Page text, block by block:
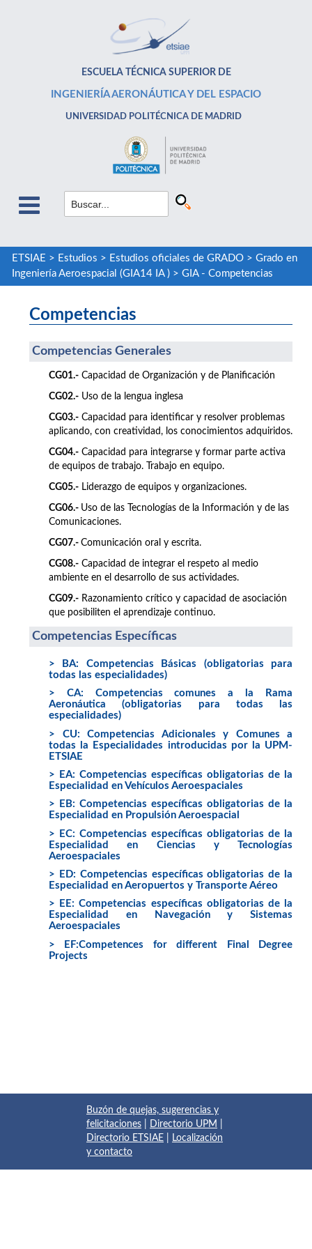
ESCUELA TÉCNICA SUPERIOR DE
INGENIERÍA AERONÁUTICA Y DEL ESPACIO
UNIVERSIDAD POLITÉCNICA DE MADRID
ETSIAE > Estudios > Estudios oficiales de GRADO> Grado en
Ingeniería Aeroespacial (GIA14 IA )> GIA - Competencias
Competencias
Competencias Generales
CG01.- Capacidad de Organización y de Planificación
CG02.- Uso de la lengua inglesa
CG03.- Capacidad para identificar y resolver problemas
aplicando, con creatividad, los conocimientos adquiridos.
CG04.- Capacidad para integrarse y formar parte activa
de equipos de trabajo. Trabajo en equipo.
CG05.- Liderazgo de equipos y organizaciones.
CG06.- Uso de las Tecnologías de la Información y de las
Comunicaciones.
CG07.- Comunicación oral y escrita.
CG08.- Capacidad de integrar el respeto al medio
ambiente en el desarrollo de sus actividades.
CG09.- Razonamiento crítico y capacidad de asociación
que posibiliten el aprendizaje continuo.
Competencias Específicas
> BA: Competencias Básicas (obligatorias para
todas las especialidades)
> CA: Competencias comunes a la Rama
Aeronáutica (obligatorias para todas las
especialidades)
> CU: Competencias Adicionales y Comunes a
todas la Especialidades introducidas por la UPM-
ETSIAE
> EA: Competencias específicas obligatorias de la
Especialidad en Vehículos Aeroespaciales
> EB: Competencias específicas obligatorias de la
Especialidad en Propulsión Aeroespacial
> EC: Competencias específicas obligatorias de la
Especialidad en Ciencias y Tecnologías
Aeroespaciales
> ED: Competencias específicas obligatorias de la
Especialidad en Aeropuertos y Transporte Aéreo
> EE: Competencias específicas obligatorias de la
Especialidad en Navegación y Sistemas
Aeroespaciales
> EF:Competences for different Final Degree
Projects
Buzón de quejas, sugerencias y
felicitaciones
Directorio UPM
Directorio ETSIAE
Localización
y contacto